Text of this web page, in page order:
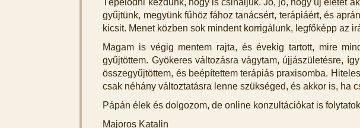
Tépelődni kezdünk, hogy is csináljuk. Jó, jó, hogy új életet
gyűjtünk, megyünk fűhöz fához tanácsért, terápiáért, és
kicsit. Menet közben sok mindent korrigálunk, legfőképp az
Magam is végig mentem rajta, és évekig tartott, mire
gyűjtöttem. Gyökeres változásra vágytam, újjászületésre,
összegyűjtöttem, és beépítettem terápiás praxisomba.
csak néhány változtatásra lenne szükséged, és akkor is, ha
Pápán élek és dolgozom, de online konzultációkat is
Majoros Katalin